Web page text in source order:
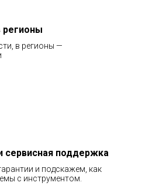
регионы
в регионы —
сервисная поддержка
и подскажем, как
с инструментом.